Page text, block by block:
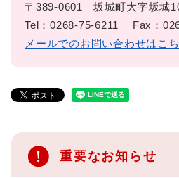
〒389-0601
坂城町大字坂城
Tel：0268-75-6211
Fax：
メールでのお問い合わせはこ
重要なお知らせ